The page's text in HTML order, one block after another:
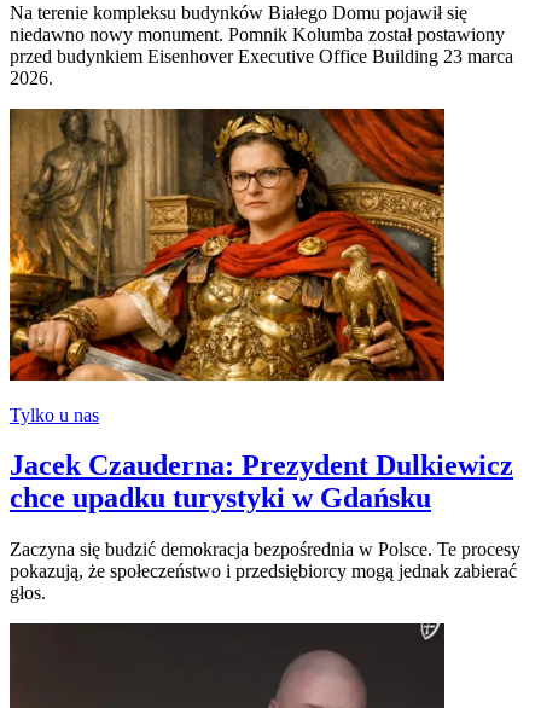
Na terenie kompleksu budynków Białego Domu pojawił się
niedawno nowy monument. Pomnik Kolumba został postawiony
przed budynkiem Eisenhover Executive Office Building 23 marca
2026.
Tylko u nas
Jacek Czauderna: Prezydent Dulkiewicz
chce upadku turystyki w Gdańsku
Zaczyna się budzić demokracja bezpośrednia w Polsce. Te procesy
pokazują, że społeczeństwo i przedsiębiorcy mogą jednak zabierać
głos.